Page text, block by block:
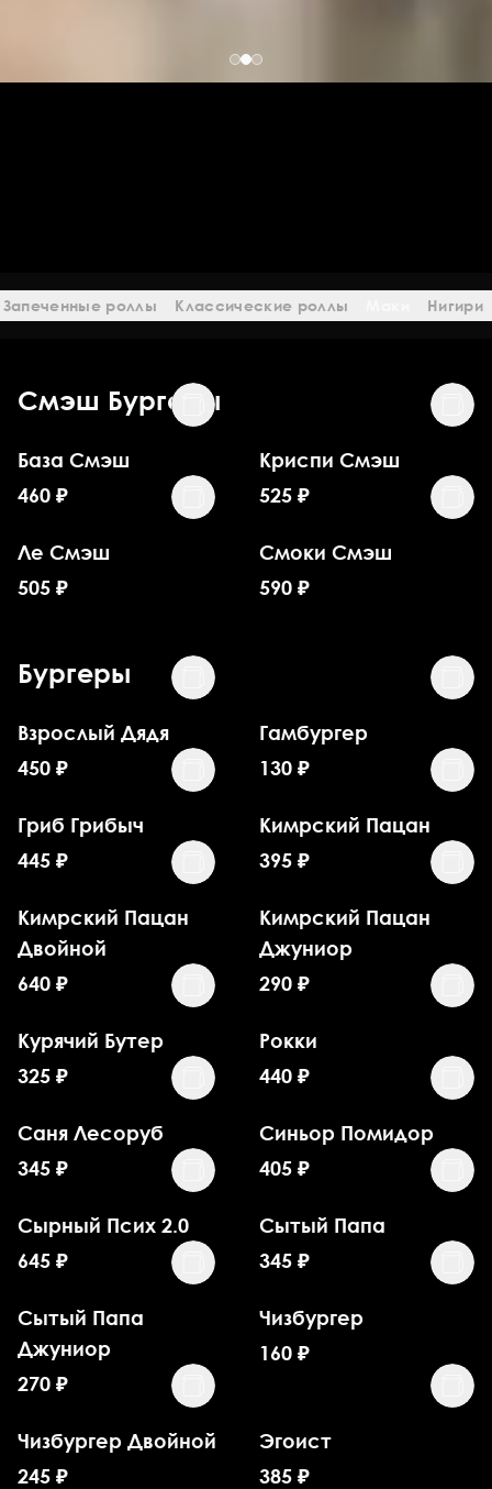
Запеченные роллы Классические роллы Нигири
Смэш Бургеры
База Смэш
460 ₽
Криспи Смэш
525 ₽
Ле Смэш
505 ₽
Смоки Смэш
590 ₽
Бургеры
Взрослый Дядя
450 ₽
Гамбургер
130 ₽
Гриб Грибыч
445 ₽
Кимрский Пацан
395 ₽
Кимрский Пацан
Двойной
640 ₽
Кимрский Пацан
Джуниор
290 ₽
Курячий Бутер
325 ₽
Рокки
440 ₽
Саня Лесоруб
345 ₽
Синьор Помидор
405 ₽
Сырный Псих 2.0
645 ₽
Сытый Папа
345 ₽
Сытый Папа
Джуниор
270 ₽
Чизбургер
160 ₽
Чизбургер Двойной
245 ₽
Эгоист
385 ₽